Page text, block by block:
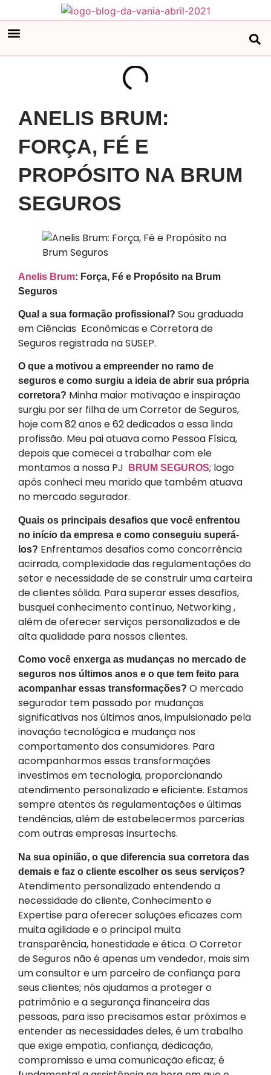
ANELIS BRUM:
FORÇA, FÉ E
PROPÓSITO NA BRUM
SEGUROS
Anelis Brum: Força, Fé e Propósito na Brum
Seguros
Qual a sua formação profissional? Sou graduada
em Ciências Econômicas e Corretora de
Seguros registrada na SUSEP.
O que a motivou a empreender no ramo de
seguros e como surgiu a ideia de abrir sua própria
corretora? Minha maior motivação e inspiração
surgiu por ser filha de um Corretor de Seguros,
hoje com 82 anos e 62 dedicados a essa linda
profissão. Meu pai atuava como Pessoa Física,
depois que comecei a trabalhar com ele
montamos a nossa PJ
BRUM SEGUROS; logo
após conheci meu marido que também atuava
no mercado segurador.
Quais os principais desafios que você enfrentou
no início da empresa e como conseguiu superá-
los? Enfrentamos desafios como concorrência
acirrada, complexidade das regulamentações do
setor e necessidade de se construir uma carteira
de clientes sólida. Para superar esses desafios,
busquei conhecimento contínuo, Networking ,
além de oferecer serviços personalizados e de
alta qualidade para nossos clientes.
Como você enxerga as mudanças no mercado de
seguros nos últimos anos e o que tem feito para
acompanhar essas transformações? O mercado
segurador tem passado por mudanças
significativas nos últimos anos, impulsionado pela
inovação tecnológica e mudança nos
comportamento dos consumidores. Para
acompanharmos essas transformações
investimos em tecnologia, proporcionando
atendimento personalizado e eficiente. Estamos
sempre atentos às regulamentações e últimas
tendências, além de estabelecermos parcerias
com outras empresas insurtechs.
Na sua opinião, o que diferencia sua corretora das
demais e faz o cliente escolher os seus serviços?
Atendimento personalizado entendendo a
necessidade do cliente, Conhecimento e
Expertise para oferecer soluções eficazes com
muita agilidade e o principal muita
transparência, honestidade e ética. O Corretor
de Seguros não é apenas um vendedor, mais sim
um consultor e um parceiro de confiança para
seus clientes; nós ajudamos a proteger o
patrimônio e a segurança financeira das
pessoas, para isso precisamos estar próximos e
entender as necessidades deles, é um trabalho
que exige empatia, confiança, dedicação,
compromisso e uma comunicação eficaz; é